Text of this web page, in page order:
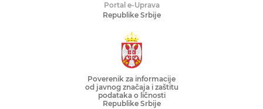
Portal e-Uprava
Republike Srbije
Poverenik za informacije
od javnog značaja i zaštitu
podataka o ličnosti
Republike Srbije